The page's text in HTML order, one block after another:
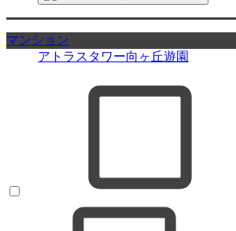
マンション
アトラスタワー向ヶ丘遊園